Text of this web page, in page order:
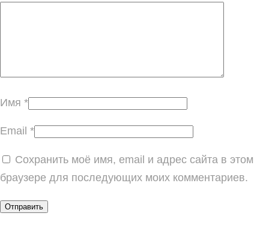
Имя *
Email *
Сохранить моё имя, email и адрес сайта в этом
браузере для последующих моих комментариев.